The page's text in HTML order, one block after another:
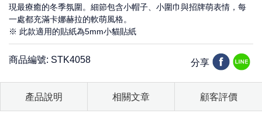
現最療癒的冬季氛圍。細節包含小帽子、小圍巾與招牌萌表情，每
一處都充滿卡娜赫拉的軟萌風格。
※ 此款適用的貼紙為5mm小貓貼紙
商品編號: STK4058 分享
產品說明 相關文章 顧客評價